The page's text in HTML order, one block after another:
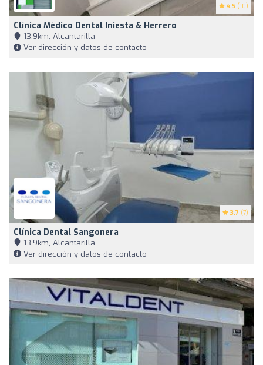
4.5 (10)
Clínica Médico Dental Iniesta & Herrero
13,9km, Alcantarilla
Ver dirección y datos de contacto
3.7 (7)
Clínica Dental Sangonera
13,9km, Alcantarilla
Ver dirección y datos de contacto